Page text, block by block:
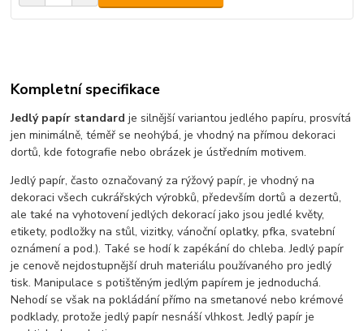
Kompletní specifikace
Jedlý papír standard je silnější variantou jedlého papíru, prosvítá
jen minimálně, téměř se neohýbá, je vhodný na přímou dekoraci
dortů, kde fotografie nebo obrázek je ústředním motivem.
Jedlý papír, často označovaný za rýžový papír, je vhodný na
dekoraci všech cukrářských výrobků, především dortů a dezertů,
ale také na vyhotovení jedlých dekorací jako jsou jedlé květy,
etikety, podložky na stůl, vizitky, vánoční oplatky, pfka, svatební
oznámení a pod.). Také se hodí k zapékání do chleba. Jedlý papír
je cenově nejdostupnější druh materiálu používaného pro jedlý
tisk. Manipulace s potištěným jedlým papírem je jednoduchá.
Nehodí se však na pokládání přímo na smetanové nebo krémové
podklady, protože jedlý papír nesnáší vlhkost. Jedlý papír je